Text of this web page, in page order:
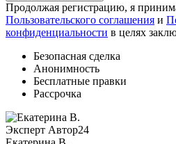
Продолжая регистрацию, я
Пользовательского соглашения и
конфиденциальности в целях
Безопасная сделка
Анонимность
Бесплатные правки
Рассрочка
Эксперт Автор24